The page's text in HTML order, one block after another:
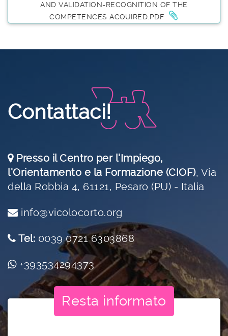
AND VALIDATION-RECOGNITION OF THE
COMPETENCES ACQUIRED.PDF
Contattaci!
Presso il Centro per l'Impiego,
l'Orientamento e la Formazione (CIOF), Via
della Robbia 4, 61121, Pesaro (PU) - Italia
info@vicolocorto.org
Tel: 0039 0721 6303868
+393534294373
Resta informato